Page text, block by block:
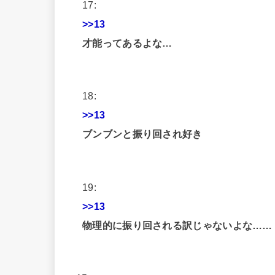
17:
>>13
才能ってあるよな…
18:
>>13
ブンブンと振り回され好き
19:
>>13
物理的に振り回される訳じゃないよな……